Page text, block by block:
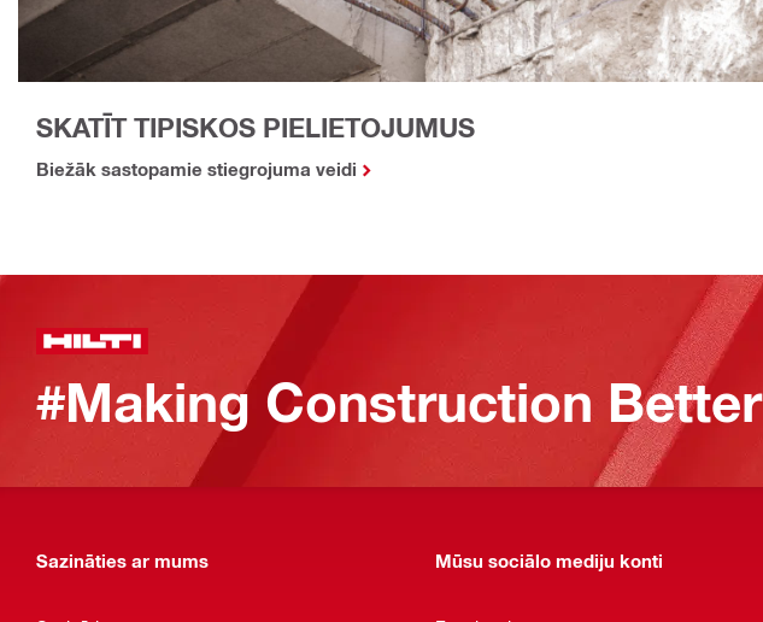
SKATĪT TIPISKOS PIELIETOJUMUS
Biežāk sastopamie stiegrojuma veidi
#Making Construction Better
Sazināties ar mums Mūsu sociālo mediju konti